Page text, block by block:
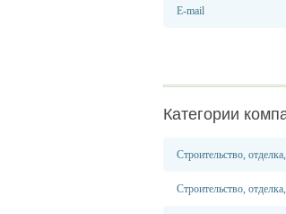
E-mail
Категории
Строительство,
Строительство,